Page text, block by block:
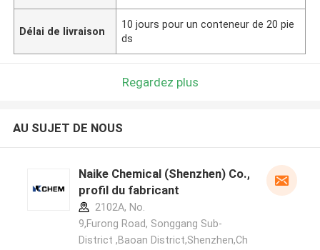
Délai de livraison
10 jours pour un conteneur de 20 pie
ds
Regardez plus
AU SUJET DE NOUS
Naike Chemical (Shenzhen) Co., Ltd
profil du fabricant
2102A, No.
9,Furong Road, Songgang Sub-
District ,Baoan District,Shenzhen,Ch